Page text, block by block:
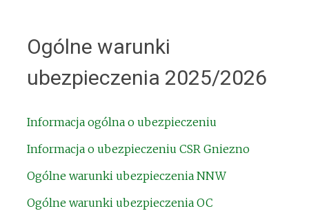
Ogólne warunki
ubezpieczenia 2025/2026
Informacja ogólna o ubezpieczeniu
Informacja o ubezpieczeniu CSR Gniezno
Ogólne warunki ubezpieczenia NNW
Ogólne warunki ubezpieczenia OC